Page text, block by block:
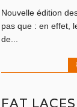
Nouvelle édition
pas que : en effet,
de...
FAT